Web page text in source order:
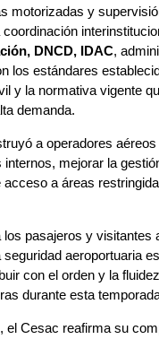
motorizadas y
DNCD, IDAC,
los estándares
y la normativa vigente
demanda.
a operadores
internos, mejorar la
acceso a áreas
los pasajeros y
seguridad aeroportuaria
con el orden y la
durante esta
el Cesac reafirma su